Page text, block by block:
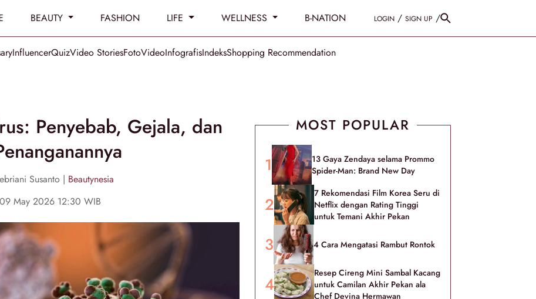
BEAUTY FASHION LIFE WELLNESS B-NATION LOGIN / SIGN UP /
InfluencerQuizVideo StoriesFotoVideoInfografisIndeksShopping Recommendation
Penyebab, Gejala, dan
Susanto | Beautynesia
May 2026 12:30 WIB
MOST POPULAR
13 Gaya Zendaya selama Prommo
Spider-Man: Brand New Day
7 Rekomendasi Film Korea Seru di
Netflix dengan Rating Tinggi
untuk Temani Akhir Pekan
4 Cara Mengatasi Rambut Rontok
Resep Cireng Mini Sambal Kacang
untuk Camilan Akhir Pekan ala
Chef Devina Hermawan